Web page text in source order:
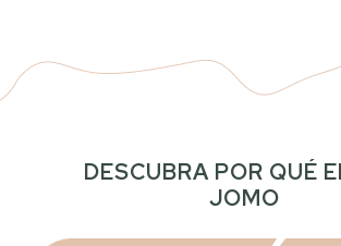
DESCUBRA POR QUÉ
JOMO